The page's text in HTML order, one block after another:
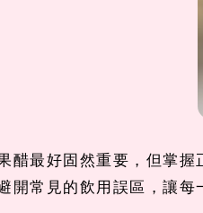
醋最好固然重要，但掌
開常見的飲用誤區，讓每